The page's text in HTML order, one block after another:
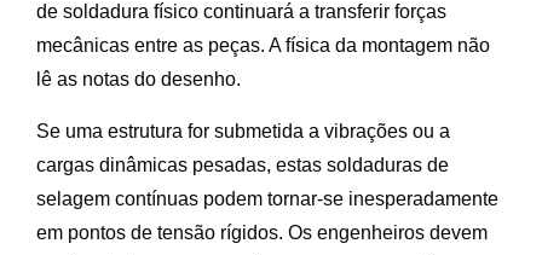
de soldadura físico continuará a transferir forças
mecânicas entre as peças. A física da montagem não
lê as notas do desenho.
Se uma estrutura for submetida a vibrações ou a
cargas dinâmicas pesadas, estas soldaduras de
selagem contínuas podem tornar-se inesperadamente
em pontos de tensão rígidos. Os engenheiros devem